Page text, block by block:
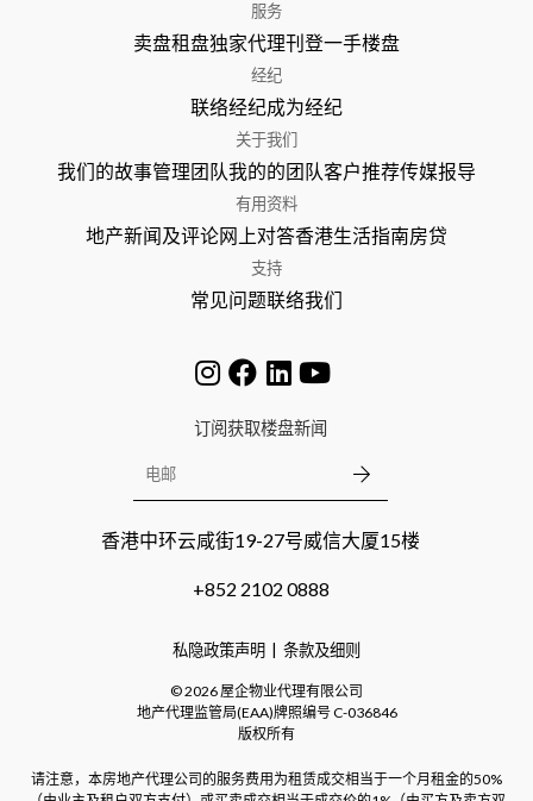
服务
卖盘租盘独家代理刊登一手楼盘
经纪
联络经纪成为经纪
关于我们
我们的故事管理团队我的的团队客户推荐传媒报导
有用资料
地产新闻及评论网上对答香港生活指南房贷
支持
常见问题联络我们
订阅获取楼盘新闻
香港中环云咸街19-27号威信大厦15楼
+852 2102 0888
私隐政策声明 条款及细则
©2026屋企物业代理有限公司
地产代理监管局(EAA)牌照编号C-036846
版权所有
请注意，本房地产代理公司的服务费用为租赁成交相当于一个月租金的50%